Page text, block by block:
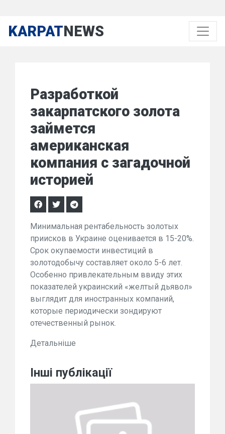
KARPATNEWS
Разработкой
закарпатского золота
займется
американская
компания с загадочной
историей
Минимальная рентабельность золотых
приисков в Украине оценивается в 15-20%.
Срок окупаемости инвестиций в
золотодобычу составляет около 5-6 лет.
Особенно привлекательным ввиду этих
показателей украинский «желтый дьявол»
выглядит для иностранных компаний,
которые периодически зондируют
отечественный рынок.
Детальніше
Інші публікації